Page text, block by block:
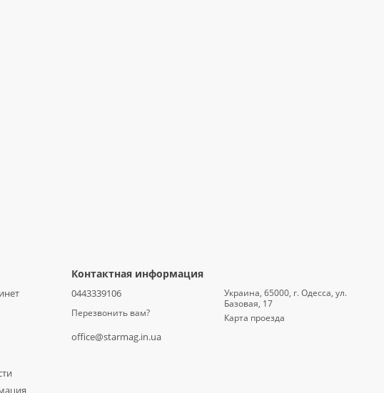
Контактная информация
0443339106
Перезвонить вам?
office@starmag.in.ua
Украина, 65000, г. Одесса, ул.
Базовая, 17
Карта проезда